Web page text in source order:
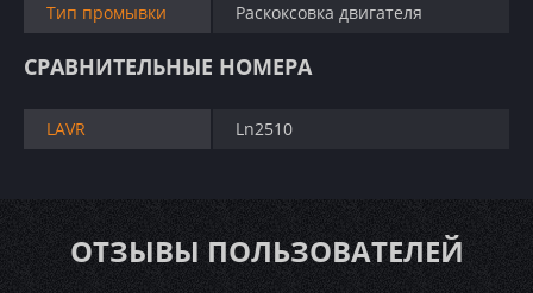
Тип промывки Раскоксовка двигателя
СРАВНИТЕЛЬНЫЕ НОМЕРА
LAVR Ln2510
ОТЗЫВЫ ПОЛЬЗОВАТЕЛЕЙ